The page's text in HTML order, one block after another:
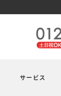
サービス